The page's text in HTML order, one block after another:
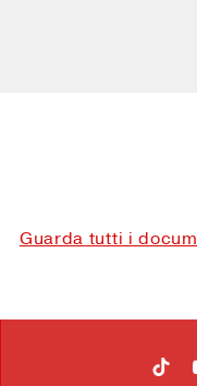
Guarda tutti i
